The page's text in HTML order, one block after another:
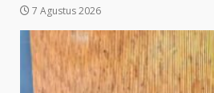
7 Agustus 2026